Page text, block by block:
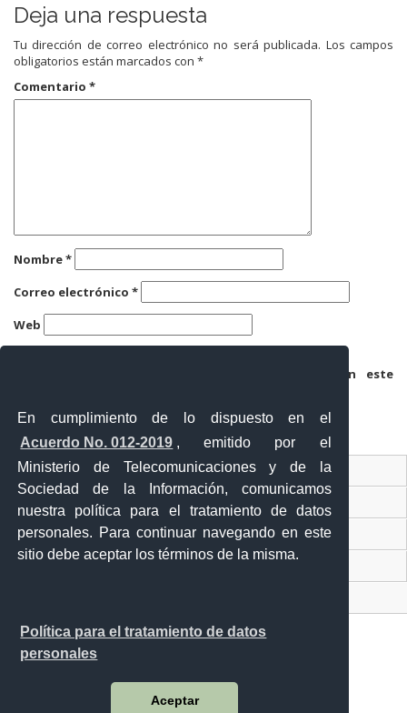
En cumplimiento de lo dispuesto en el
Acuerdo No. 012-2019 , emitido por el
Ministerio de Telecomunicaciones y de la
Sociedad de la Información, comunicamos
nuestra política para el tratamiento de datos
personales. Para continuar navegando en este
sitio debe aceptar los términos de la misma.
Política para el tratamiento de datos
personales
Aceptar
Deja una respuesta
Tu dirección de correo electrónico no será publicada. Los campos
obligatorios están marcados con *
Comentario *
Nombre*
Correo electrónico *
Web
Guarda mi nombre, correo electrónico y web en este
Ventanilla Única Virtual
Ventanilla Única de Comercio Exterior
Gobierno Abierto
Malecón y Aguirre